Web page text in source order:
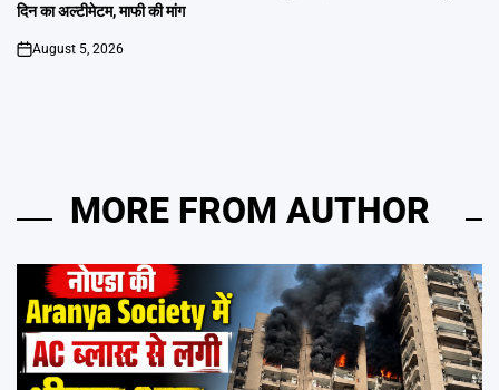
दिन का अल्टीमेटम, माफी की मांग
on
August 5, 2026
MORE FROM AUTHOR